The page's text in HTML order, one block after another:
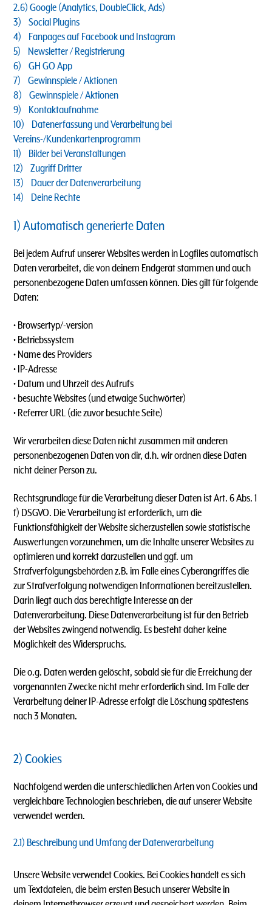
2.6) Google (Analytics, DoubleClick, Ads)
3) Social Plugins
4) Fanpages auf Facebook und Instagram
5) Newsletter / Registrierung
6) GH GO App
7) Gewinnspiele / Aktionen
8) Gewinnspiele / Aktionen
9) Kontaktaufnahme
10) Datenerfassung und Verarbeitung bei
Vereins-/Kundenkartenprogramm
11) Bilder bei Veranstaltungen
12) Zugriff Dritter
13) Dauer der Datenverarbeitung
14) Deine Rechte
1) Automatisch generierte Daten
Bei jedem Aufruf unserer Websites werden in Logfiles automatisch
Daten verarbeitet, die von deinem Endgerät stammen und auch
personenbezogene Daten umfassen können. Dies gilt für folgende
Daten:
• Browsertyp/-version
• Betriebssystem
• Name des Providers
• IP-Adresse
• Datum und Uhrzeit des Aufrufs
• besuchte Websites (und etwaige Suchwörter)
• Referrer URL (die zuvor besuchte Seite)
Wir verarbeiten diese Daten nicht zusammen mit anderen
personenbezogenen Daten von dir, d.h. wir ordnen diese Daten
nicht deiner Person zu.
Rechtsgrundlage für die Verarbeitung dieser Daten ist Art. 6 Abs. 1
f) DSGVO. Die Verarbeitung ist erforderlich, um die
Funktionsfähigkeit der Website sicherzustellen sowie statistische
Auswertungen vorzunehmen, um die Inhalte unserer Websites zu
optimieren und korrekt darzustellen und ggf. um
Strafverfolgungsbehörden z.B. im Falle eines Cyberangriffes die
zur Strafverfolgung notwendigen Informationen bereitzustellen.
Darin liegt auch das berechtigte Interesse an der
Datenverarbeitung. Diese Datenverarbeitung ist für den Betrieb
der Websites zwingend notwendig. Es besteht daher keine
Möglichkeit des Widerspruchs.
Die o.g. Daten werden gelöscht, sobald sie für die Erreichung der
vorgenannten Zwecke nicht mehr erforderlich sind. Im Falle der
Verarbeitung deiner IP-Adresse erfolgt die Löschung spätestens
nach 3 Monaten.
2) Cookies
Nachfolgend werden die unterschiedlichen Arten von Cookies und
vergleichbare Technologien beschrieben, die auf unserer Website
verwendet werden.
2.1) Beschreibung und Umfang der Datenverarbeitung
Unsere Website verwendet Cookies. Bei Cookies handelt es sich
um Textdateien, die beim ersten Besuch unserer Website in